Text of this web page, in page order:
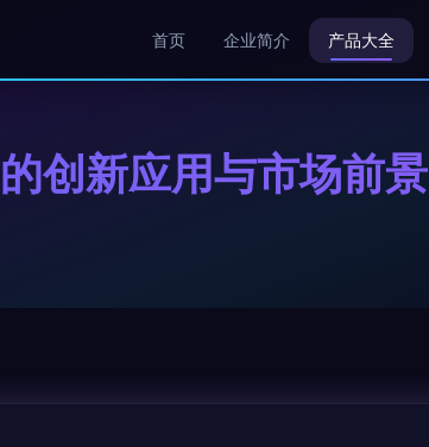
首页 企业简介 产品大全
创新应用与市场前景